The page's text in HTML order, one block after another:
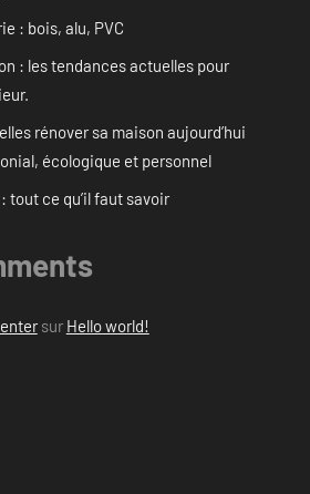
: bois, alu, PVC
: les tendances actuelles pour
rénover sa maison aujourd’hui
écologique et personnel
tout ce qu’il faut savoir
sur Hello world!